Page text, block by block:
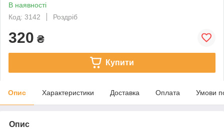
В наявності
Код: 3142
Роздріб
320 ₴
Купити
Опис Характеристики Доставка Оплата Умови
Опис